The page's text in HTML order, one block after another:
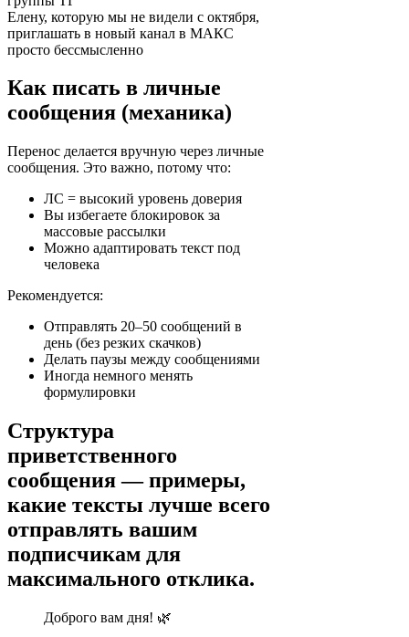
Елену, которую мы не видели с октября,
приглашать в новый канал в МАКС
просто бессмысленно
Как писать в личные
сообщения (механика)
Перенос делается вручную через личные
сообщения. Это важно, потому что:
ЛС = высокий уровень доверия
Вы избегаете блокировок за
массовые рассылки
Можно адаптировать текст под
человека
Рекомендуется:
Отправлять 20–50 сообщений в
день (без резких скачков)
Делать паузы между сообщениями
Иногда немного менять
формулировки
Структура
приветственного
сообщения — примеры,
какие тексты лучше всего
отправлять вашим
подписчикам для
максимального отклика.
Доброго вам дня! 🌿